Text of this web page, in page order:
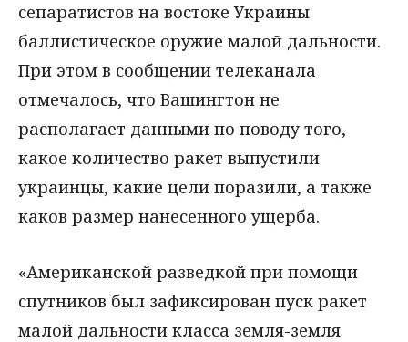
сепаратистов на востоке Украины
баллистическое оружие малой дальности.
При этом в сообщении телеканала
отмечалось, что Вашингтон не
располагает данными по поводу того,
какое количество ракет выпустили
украинцы, какие цели поразили, а также
каков размер нанесенного ущерба.
«Американской разведкой при помощи
спутников был зафиксирован пуск ракет
малой дальности класса земля-земля